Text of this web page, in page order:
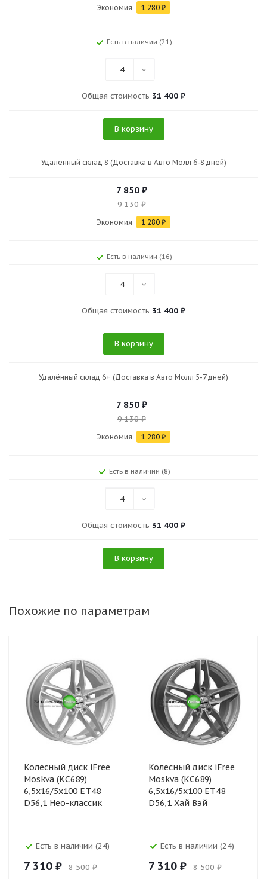
Экономия 1 280 ₽
Есть в наличии (21)
4
Общая стоимость 31 400 ₽
В корзину
Удалённый склад 8 (Доставка в Авто Молл 6-8 дней)
7 850₽
9 130₽
Экономия 1 280 ₽
Есть в наличии (16)
4
Общая стоимость 31 400 ₽
В корзину
Удалённый склад 6+ (Доставка в Авто Молл 5-7 дней)
7 850₽
9 130₽
Экономия 1 280 ₽
Есть в наличии (8)
4
Общая стоимость 31 400 ₽
В корзину
Похожие по параметрам
Колесный диск iFree
Moskva (КС689)
6,5x16/5x100 ET48
D56,1 Нео-классик
Есть в наличии (24)
7 310 ₽ 8 500 ₽
Колесный диск iFree
Moskva (КС689)
6,5x16/5x100 ET48
D56,1 Хай Вэй
Есть в наличии (24)
7 310 ₽ 8 500 ₽